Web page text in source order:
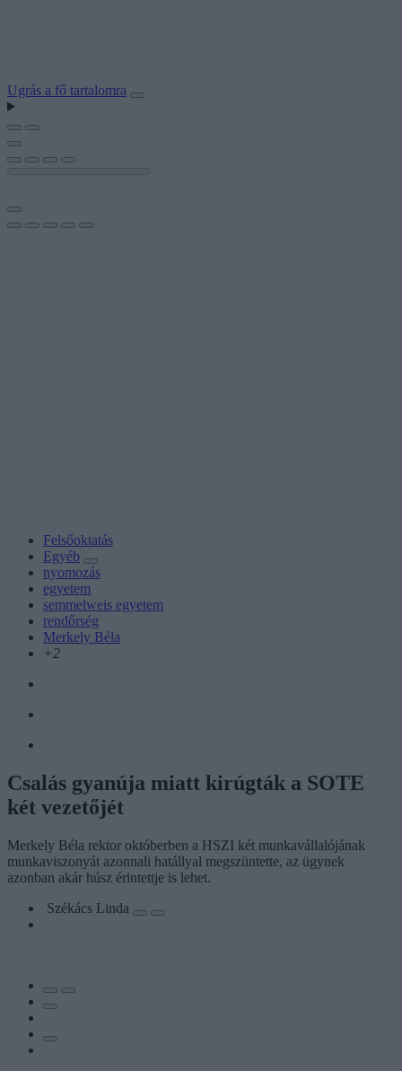
Ugrás a fő tartalomra
Felsőoktatás
Egyéb
nyomozás
egyetem
semmelweis egyetem
rendőrség
Merkely Béla
+2
Csalás gyanúja miatt kirúgták a SOTE
két vezetőjét
Merkely Béla rektor októberben a HSZI két munkavállalójának
munkaviszonyát azonnali hatállyal megszüntette, az ügynek
azonban akár húsz érintettje is lehet.
Székács Linda